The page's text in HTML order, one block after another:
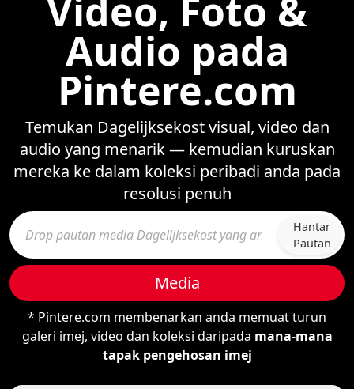
Video, Foto &
Audio pada
Pintere.com
Temukan Dagelijksekost visual, video dan
audio yang menarik — kemudian kuruskan
mereka ke dalam koleksi peribadi anda pada
resolusi penuh
Hantar
Pautan
Media
* Pintere.com membenarkan anda memuat turun
galeri imej, video dan koleksi daripada mana-mana
tapak pengehosan imej